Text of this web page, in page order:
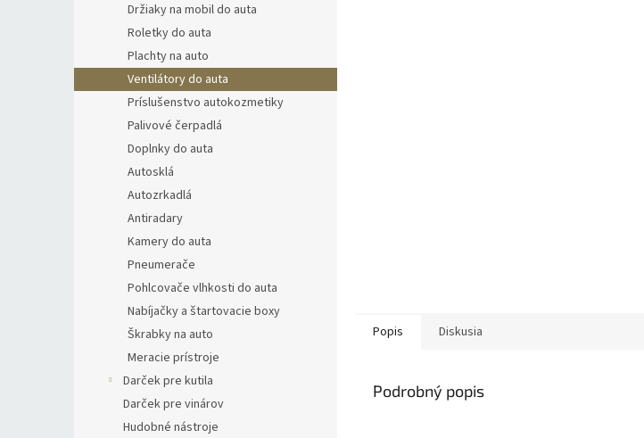
Držiaky na mobil do auta
Roletky do auta
Plachty na auto
Ventilátory do auta
Príslušenstvo autokozmetiky
Palivové čerpadlá
Doplnky do auta
Autosklá
Autozrkadlá
Antiradary
Kamery do auta
Pneumerače
Pohlcovače vlhkosti do auta
Nabíjačky a štartovacie boxy
Škrabky na auto
Meracie prístroje
Darček pre kutila
Darček pre vinárov
Hudobné nástroje
Popis Diskusia
Podrobný popis